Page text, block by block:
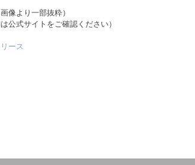
像より一部抜粋）
公式サイトをご確認ください）
ース